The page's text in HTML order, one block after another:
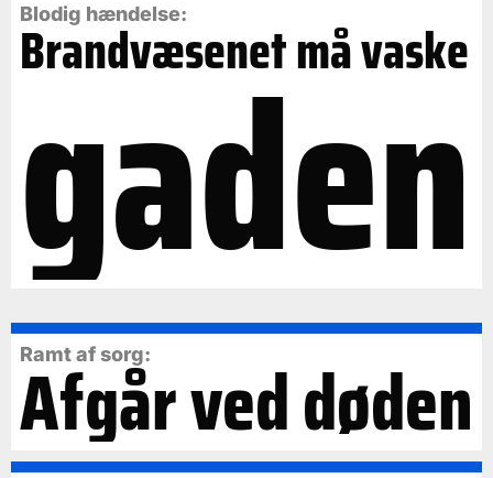
Blodig hændelse:
Brandvæsenet må vaske
gaden
Ramt af sorg:
Afgår ved døden